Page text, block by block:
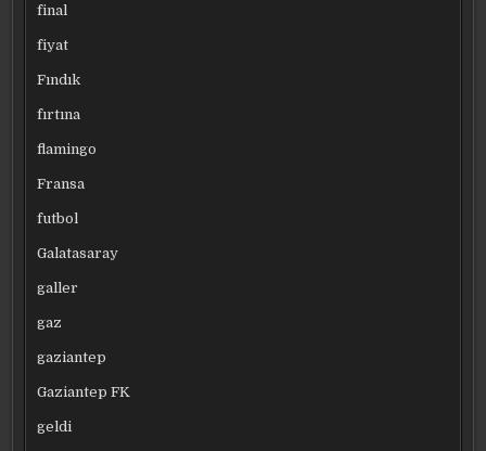
final
fiyat
Fındık
fırtına
flamingo
Fransa
futbol
Galatasaray
galler
gaz
gaziantep
Gaziantep FK
geldi